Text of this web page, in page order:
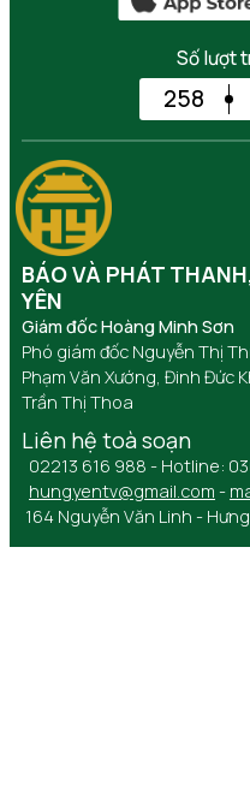
Số lượt
258
BÁO VÀ PHÁT
YÊN
Giám đốc Hoàng Minh Sơn
Phó giám đốc Nguyễn Thị
Phạm Văn Xướng, Đinh Đức
Trần Thị Thoa
Liên hệ toà soạn
02213 616 988 - Hotline:
hungyentv@gmail.com -
164 Nguyễn Văn Linh -